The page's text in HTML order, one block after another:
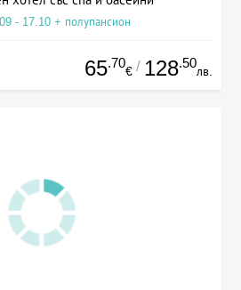
- 17.10 + полупансион
65.70
€ / 128.50
лв.